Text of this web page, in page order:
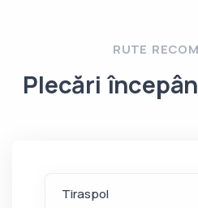
RUTE
Plecări